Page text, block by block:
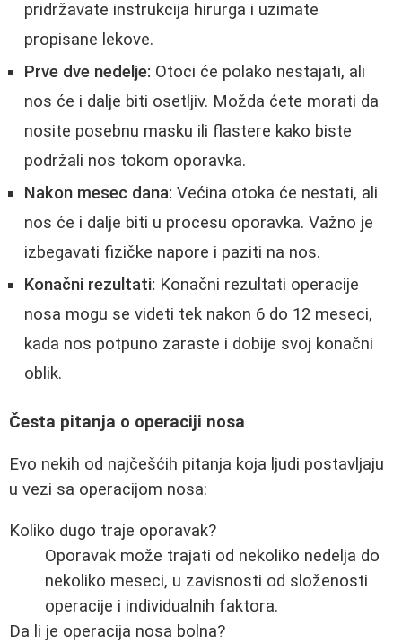
pridržavate instrukcija hirurga i uzimate
propisane lekove.
Prve dve nedelje: Otoci će polako nestajati, ali
nos će i dalje biti osetljiv. Možda ćete morati da
nosite posebnu masku ili flastere kako biste
podržali nos tokom oporavka.
Nakon mesec dana: Većina otoka će nestati, ali
nos će i dalje biti u procesu oporavka. Važno je
izbegavati fizičke napore i paziti na nos.
Konačni rezultati: Konačni rezultati operacije
nosa mogu se videti tek nakon 6 do 12 meseci,
kada nos potpuno zaraste i dobije svoj konačni
oblik.
Česta pitanja o operaciji nosa
Evo nekih od najčešćih pitanja koja ljudi postavljaju
u vezi sa operacijom nosa:
Koliko dugo traje oporavak?
Oporavak može trajati od nekoliko nedelja do
nekoliko meseci, u zavisnosti od složenosti
operacije i individualnih faktora.
Da li je operacija nosa bolna?